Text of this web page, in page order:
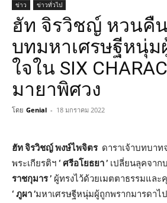
ข่าว ข่าวทั่วไป
ฮัท จิรวิชญ์ หวนคืน
บทมหาเศรษฐีหนุ่
ใจใน SIX
มายาพิศวง
โดย Genial - 18 มกราคม 2022
ฮัท จิรวิชญ์ พงษ์ไพจิตร ดาราเจ้าบทบา
พระเกียรติฯ ‘ ศรีอโยธยา ’ เปลี่ยนลุคจาก
ราชกุมาร ’ ผู้ทรงไว้ด้วยเมตตาธรรมแล
‘ ภูผา ’มหาเศรษฐีหนุ่มผู้ถูกพรากมารดาไป